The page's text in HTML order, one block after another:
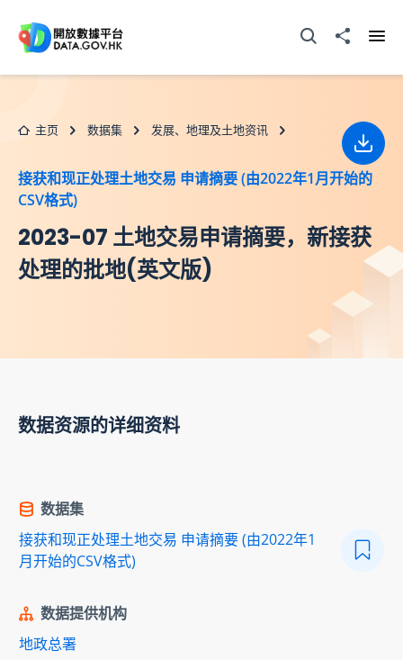
打开搜寻器分享至
主页 数据集 发展、地理及土地资讯
接获和现正处理土地交易 申请摘要 (由2022年1月开始的
CSV格式)
2023-07 土地交易申请摘要，新接获
处理的批地(英文版)
下载
数据资源的详细资料
数据集
接获和现正处理土地交易 申请摘要 (由2022年1
月开始的CSV格式)
数据提供机构
地政总署